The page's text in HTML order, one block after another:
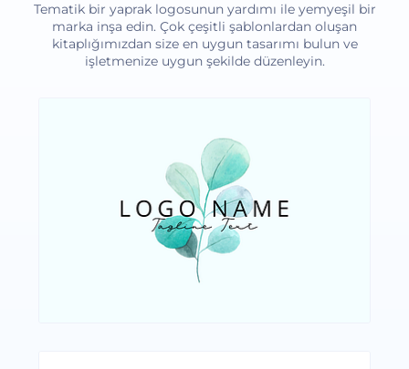
Tematik bir yaprak logosunun yardımı ile yemyeşil bir
marka inşa edin. Çok çeşitli şablonlardan oluşan
kitaplığımızdan size en uygun tasarımı bulun ve
işletmenize uygun şekilde düzenleyin.